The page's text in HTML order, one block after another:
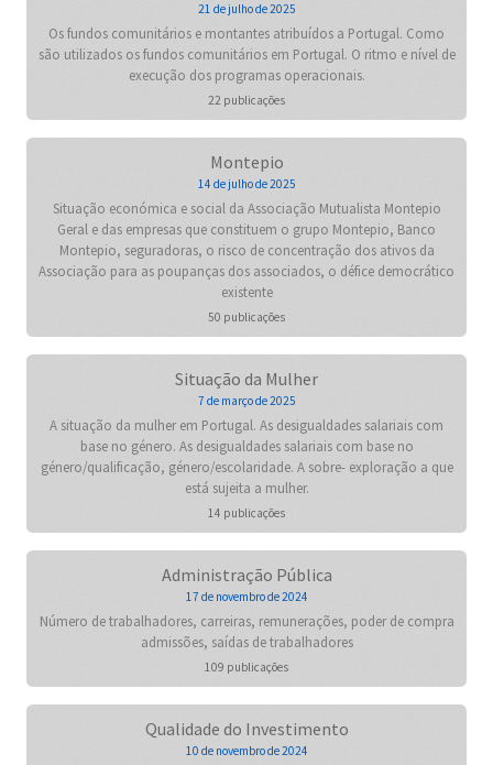
21 de julho de 2025
Os fundos comunitários e montantes atribuídos a Portugal. Como
são utilizados os fundos comunitários em Portugal. O ritmo e nível de
execução dos programas operacionais.
22 publicações
Montepio
14 de julho de 2025
Situação económica e social da Associação Mutualista Montepio
Geral e das empresas que constituem o grupo Montepio, Banco
Montepio, seguradoras, o risco de concentração dos ativos da
Associação para as poupanças dos associados, o défice democrático
existente
50 publicações
Situação da Mulher
7 de março de 2025
A situação da mulher em Portugal. As desigualdades salariais com
base no género. As desigualdades salariais com base no
género/qualificação, género/escolaridade. A sobre- exploração a que
está sujeita a mulher.
14 publicações
Administração Pública
17 de novembro de 2024
Número de trabalhadores, carreiras, remunerações, poder de compra
admissões, saídas de trabalhadores
109 publicações
Qualidade do Investimento
10 de novembro de 2024